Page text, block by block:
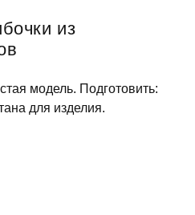
из
модель. Подготовить:
для изделия.